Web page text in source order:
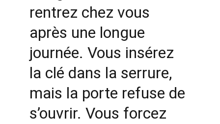
rentrez chez vous
après une longue
journée. Vous insérez
la clé dans la serrure,
mais la porte refuse de
s’ouvrir. Vous forcez